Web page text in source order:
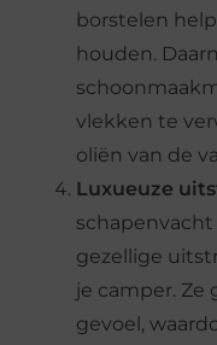
borstelen
houden.
vlekken te
oliën van de
Luxueuze
gezellige
je camper. Ze
gevoel,